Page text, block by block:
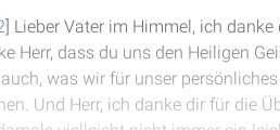
] Lieber Vater im Himmel, ich
Herr, dass du uns den Heiligen
was wir für unser
Und Herr, ich danke dir für die